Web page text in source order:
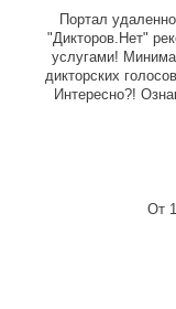
Портал
"Дикторов.Нет"
услугами!
дикторских
Интересно?!
От